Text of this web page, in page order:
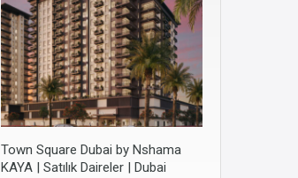
Town Square Dubai by Nshama
KAYA | Satılık Daireler | Dubai